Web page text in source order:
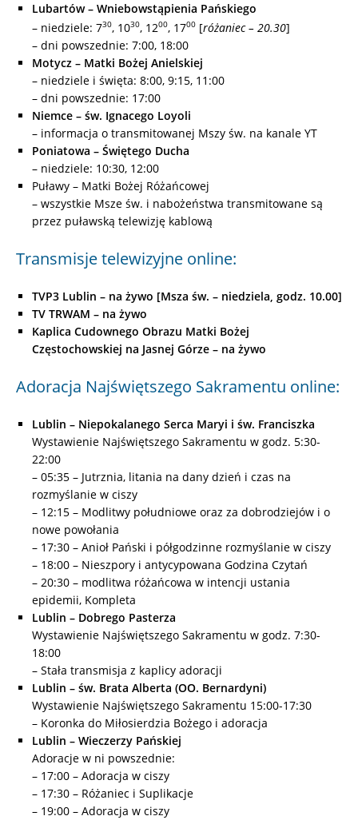
Lubartów – Wniebowstąpienia Pańskiego
– niedziele: 730, 1030, 1200, 1700 [różaniec – 20.30]
– dni powszednie: 7:00, 18:00
Motycz – Matki Bożej Anielskiej
– niedziele i święta: 8:00, 9:15, 11:00
– dni powszednie: 17:00
Niemce – św. Ignacego Loyoli
– informacja o transmitowanej Mszy św. na kanale YT
Poniatowa – Świętego Ducha
– niedziele: 10:30, 12:00
Puławy – Matki Bożej Różańcowej
– wszystkie Msze św. i nabożeństwa transmitowane są
przez puławską telewizję kablową
Transmisje telewizyjne online:
TVP3 Lublin – na żywo [Msza św. – niedziela, godz. 10.00]
TV TRWAM – na żywo
Kaplica Cudownego Obrazu Matki Bożej
Częstochowskiej na Jasnej Górze – na żywo
Adoracja Najświętszego Sakramentu online:
Lublin – Niepokalanego Serca Maryi i św. Franciszka
Wystawienie Najświętszego Sakramentu w godz. 5:30-
22:00
– 05:35 – Jutrznia, litania na dany dzień i czas na
rozmyślanie w ciszy
– 12:15 – Modlitwy południowe oraz za dobrodziejów i o
nowe powołania
– 17:30 – Anioł Pański i półgodzinne rozmyślanie w ciszy
– 18:00 – Nieszpory i antycypowana Godzina Czytań
– 20:30 – modlitwa różańcowa w intencji ustania
epidemii, Kompleta
Lublin – Dobrego Pasterza
Wystawienie Najświętszego Sakramentu w godz. 7:30-
18:00
– Stała transmisja z kaplicy adoracji
Lublin – św. Brata Alberta (OO. Bernardyni)
Wystawienie Najświętszego Sakramentu 15:00-17:30
– Koronka do Miłosierdzia Bożego i adoracja
Lublin – Wieczerzy Pańskiej
Adoracje w ni powszednie:
– 17:00 – Adoracja w ciszy
– 17:30 – Różaniec i Suplikacje
– 19:00 – Adoracja w ciszy